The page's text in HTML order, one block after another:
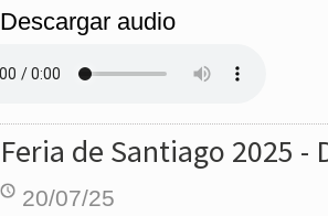
Descargar audio
Feria de Santiago 2025
20/07/25